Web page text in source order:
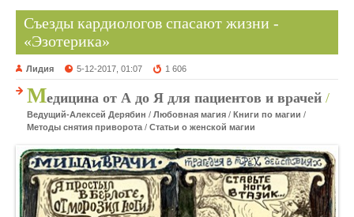
Съезды кардиологов спасают жизни -
«Эзотерика»
Лидия 5-12-2017, 01:07 1 606
Медицина от А до Я для пациентов и врачей /
Ведущий-Алексей Дерябин / Любовная магия / Книги по магии /
Методы снятия приворота / Статьи о женской магии